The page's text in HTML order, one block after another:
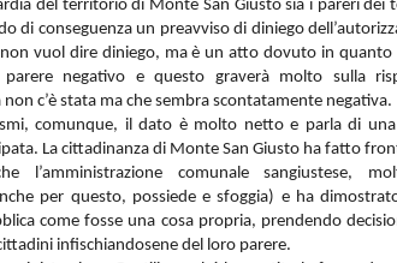
del territoriodi Monte San Giusto sia i pareri dei
di conseguenza un preavviso di diniego
vuol dire diniego, ma è un atto dovuto in quanto
parere negativo e questo graverà molto sulla
c’è stata ma che sembra scontatamente negativa.
comunque, il dato è molto netto e parla di
La cittadinanza di Monte San Giusto ha fatto
l’amministrazione comunale sangiustese,
per questo, possiede e sfoggia) e ha
come fosse una cosa propria, prendendo
infischiandosene del loro parere.